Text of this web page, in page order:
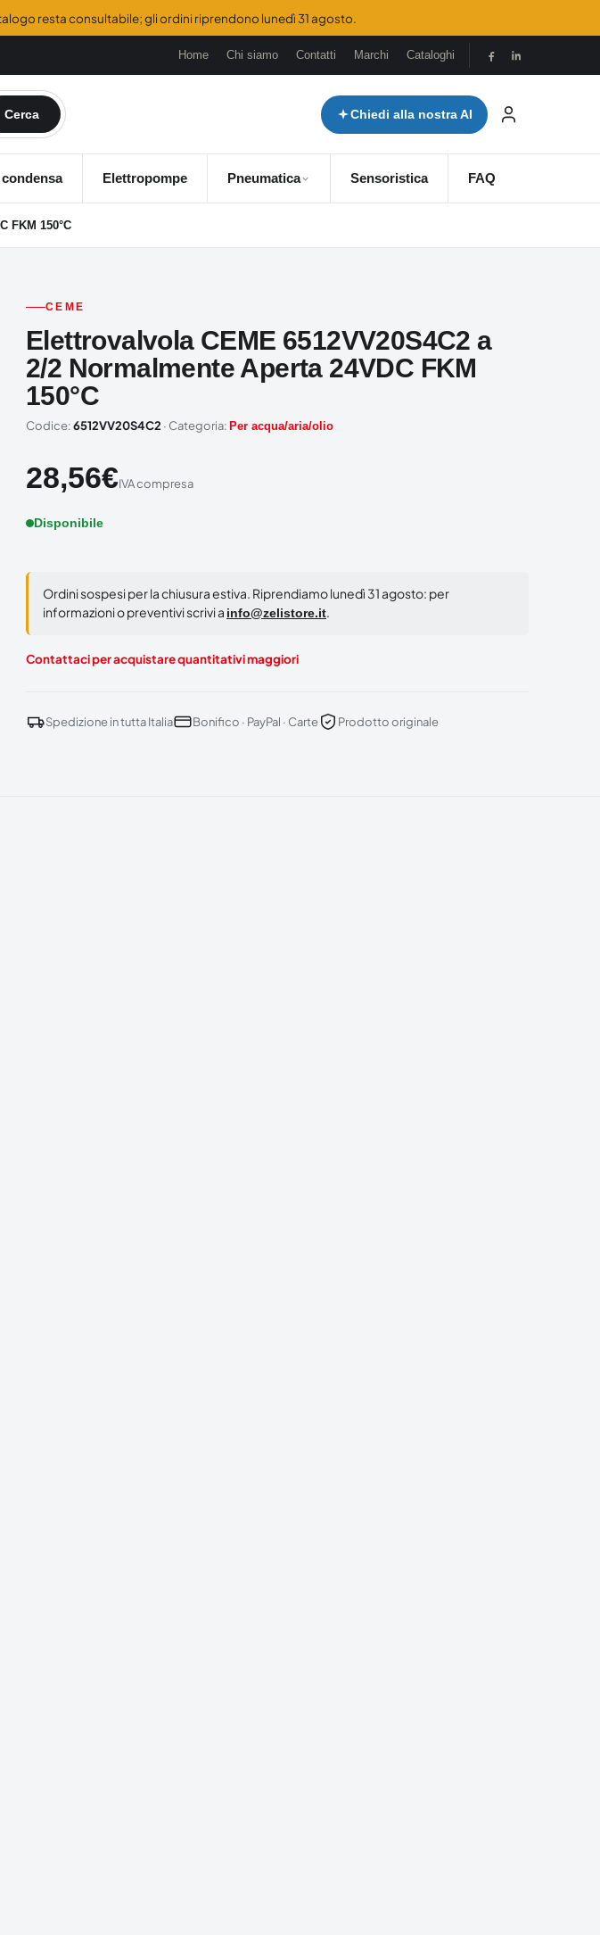
resta consultabile; gli ordini riprendono lunedì 31 agosto.
Home Chi siamo Contatti Marchi Cataloghi
Cerca Chiedi alla nostra AI
Elettropompe Pneumatica Sensoristica FAQ
FKM 150°C
CEME
Elettrovalvola CEME 6512VV20S4C2 a
2/2 Normalmente Aperta 24VDC FKM
150°C
Codice:6512VV20S4C2 · Categoria: Per acqua/aria/olio
28,56€IVA compresa
Disponibile
Ordini sospesi per la chiusura estiva. Riprendiamo lunedì 31 agosto: per
informazioni o preventivi scrivi a info@zelistore.it.
Contattaci per acquistare quantitativi maggiori
Spedizione in tutta Italia Bonifico · PayPal · Carte Prodotto originale